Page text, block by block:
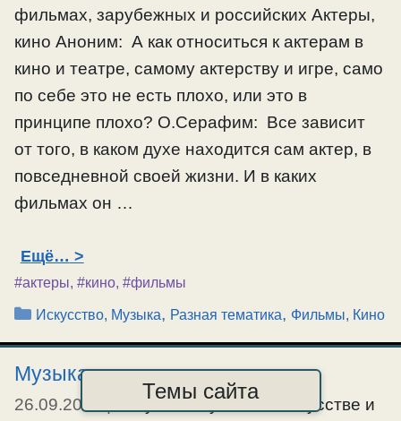
фильмах, зарубежных и российских Актеры,
кино Аноним: А как относиться к актерам в
кино и театре, самому актерству и игре, само
по себе это не есть плохо, или это в
принципе плохо? О.Серафим: Все зависит
от того, в каком духе находится сам актер, в
повседневной своей жизни. И в каких
фильмах он …
Ещё…
#актеры, #кино, #фильмы
Рубрики
Искусство, Музыка, Разная тематика, Фильмы, Кино
Музыка, искусство, кино
26.09.2017 О музыке, чувствах, искусстве и
Темы сайта